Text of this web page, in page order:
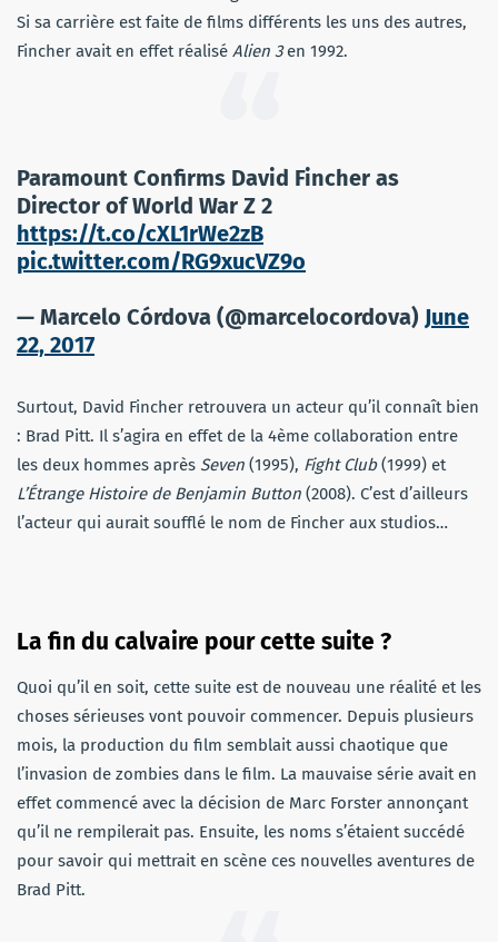
Si sa carrière est faite de films différents les uns des autres,
Fincher avait en effet réalisé Alien 3en 1992.
Paramount Confirms David Fincher as
Director of World War Z 2
https://t.co/cXL1rWe2zB
pic.twitter.com/RG9xucVZ9o
— Marcelo Córdova (@marcelocordova) June
22, 2017
Surtout, David Fincher retrouvera un acteur qu’il connaît bien
: Brad Pitt. Il s’agira en effet de la 4ème collaboration entre
les deux hommes après Seven (1995), Fight Club(1999) et
L’Étrange Histoire de Benjamin Button (2008). C’est d’ailleurs
l’acteur qui aurait soufflé le nom de Fincher aux studios…
La fin du calvaire pour cette suite ?
Quoi qu’il en soit, cette suite est de nouveau une réalité et les
choses sérieuses vont pouvoir commencer. Depuis plusieurs
mois, la production du film semblait aussi chaotique que
l’invasion de zombies dans le film. La mauvaise série avait en
effet commencé avec la décision de Marc Forster annonçant
qu’il ne rempilerait pas. Ensuite, les noms s’étaient succédé
pour savoir qui mettrait en scène ces nouvelles aventures de
Brad Pitt.